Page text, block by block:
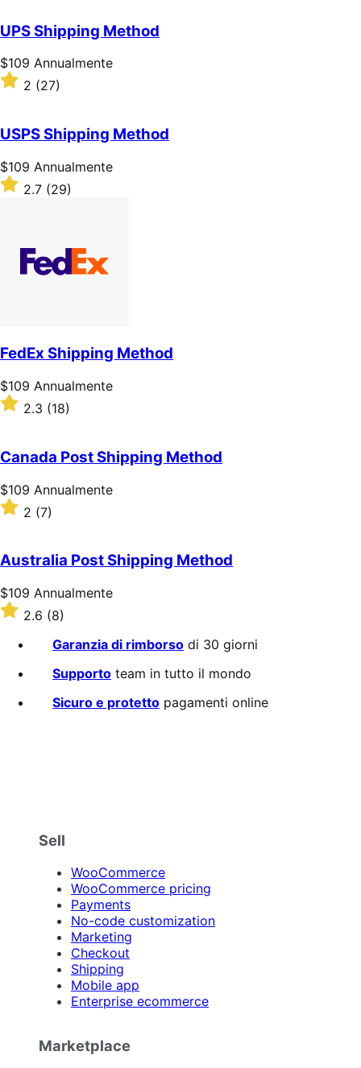
5
stelle
UPS Shipping Method
Prezzo
$109
Annualmente
$109 Annualmente
Valutato
5
stelle
2 (27)
USPS Shipping Method
Prezzo
$109
Annualmente
$109 Annualmente
Valutato
2.7
stelle
2.7 (29)
FedEx Shipping Method
Prezzo
$109
Annualmente
$109 Annualmente
Valutato
5
stelle
2.3 (18)
Canada Post Shipping Method
Prezzo
$109
Annualmente
$109 Annualmente
Valutato
2
5
stelle
2 (7)
Australia Post Shipping Method
Prezzo
$109
Annualmente
$109 Annualmente
Valutato
stelle
2.6 (8)
Garanzia di rimborso di 30 giorni
Supporto team in tutto il mondo
Sicuro e protetto pagamenti online
Sell
WooCommerce
WooCommerce pricing
Payments
No-code customization
Marketing
Checkout
Shipping
Mobile app
Enterprise ecommerce
Marketplace